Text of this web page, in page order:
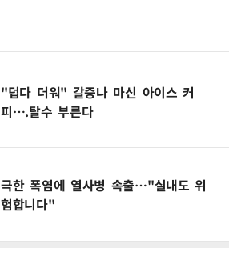
"덥다 더워" 갈증나 마신 아이스 커
피….탈수 부른다
극한 폭염에 열사병 속출…"실내도 위
험합니다"